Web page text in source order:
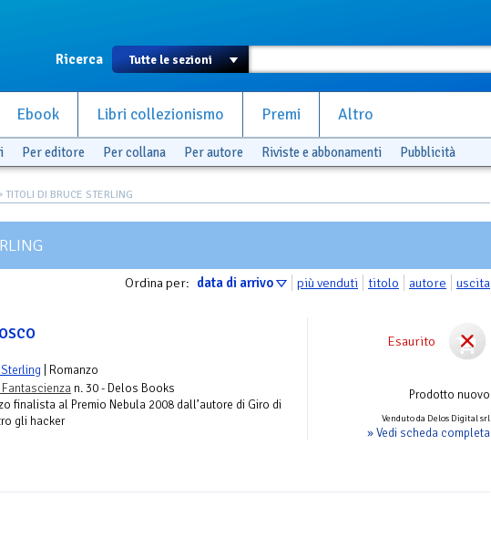
Ricerca
Ebook Libri collezionismo Premi Altro
Per editore Per collana Per autore Riviste e abbonamenti Pubblicità
TITOLI DI BRUCE STERLING
Ordina per: data di arrivo più venduti titolo autore uscita
Esaurito
Prodotto nuovo
Venduto da Delos Digital srl
» Vedi scheda completa
| Romanzo
n. 30 - Delos Books
finalista al Premio Nebula 2008 dall’autore di Giro di
gli hacker